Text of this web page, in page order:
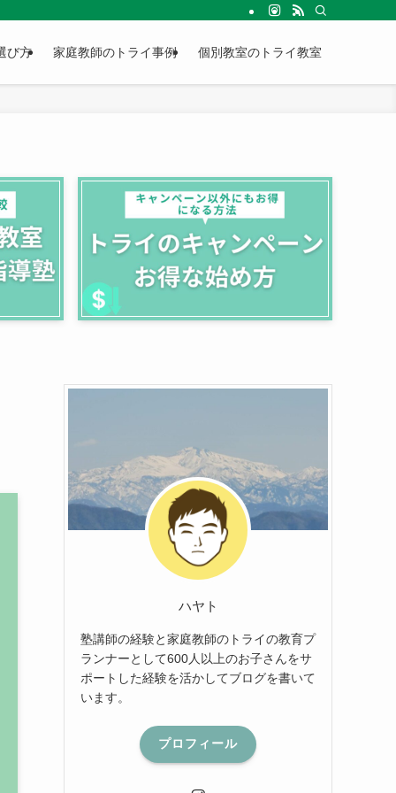
び方 家庭教師のトライ事例 個別教室のトライ教室
ハヤト
塾講師の経験と家庭教師のトライの教育プ
ランナーとして600人以上のお子さんをサ
ポートした経験を活かしてブログを書いて
います。
プロフィール